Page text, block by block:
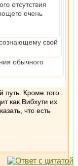
отсутствия
очень
свой
обычного
путь. Кроме того
как Вибхути их
что есть